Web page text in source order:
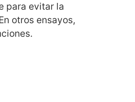
para evitar la
otros ensayos,